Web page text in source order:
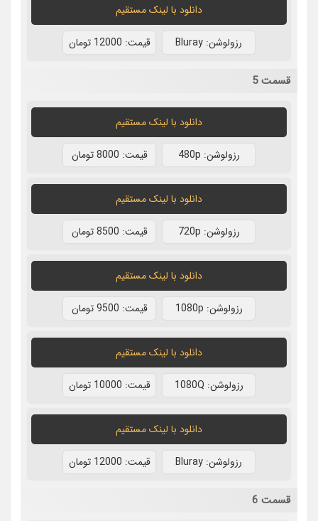
دانلود با لينک مستقيم
رزولوشن: Bluray قيمت: 12000 تومان
قسمت 5
دانلود با لينک مستقيم
رزولوشن: 480p قيمت: 8000 تومان
دانلود با لينک مستقيم
رزولوشن: 720p قيمت: 8500 تومان
دانلود با لينک مستقيم
رزولوشن: 1080p قيمت: 9500 تومان
دانلود با لينک مستقيم
رزولوشن: 1080Q قيمت: 10000 تومان
دانلود با لينک مستقيم
رزولوشن: Bluray قيمت: 12000 تومان
قسمت 6